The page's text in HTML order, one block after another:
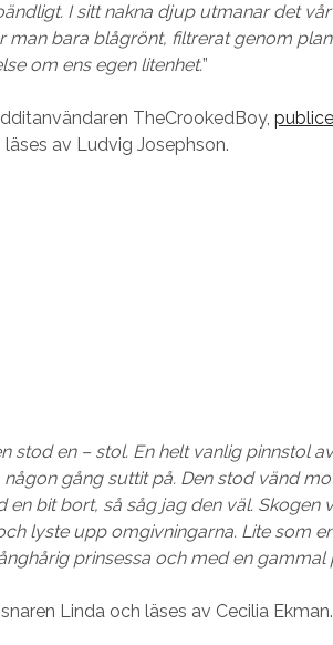
I sitt nakna djup utmanar det
man bara blågrönt, filtrerat genom
om ens egen litenhet.”
TheCrookedBoy,
läses av Ludvig Josephson.
stod en – stol. En helt vanlig pinnstol
gång suttit på. Den stod vänd
en bit bort, så såg jag den väl. Skogen
lyste upp omgivningarna. Lite som
prinsessa och med en gammal
Linda och läses av Cecilia Ekman.